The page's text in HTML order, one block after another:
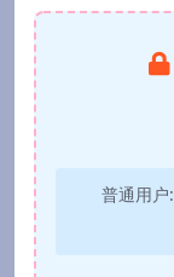
普通用户: